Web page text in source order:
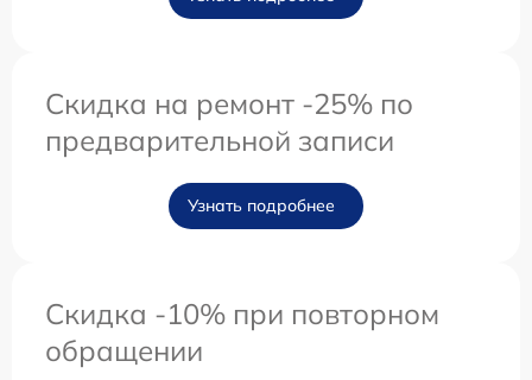
Скидка на ремонт -25% по
предварительной записи
Узнать подробнее
Скидка -10% при повторном
обращении